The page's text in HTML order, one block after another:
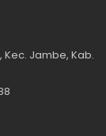
Kec. Jambe, Kab.